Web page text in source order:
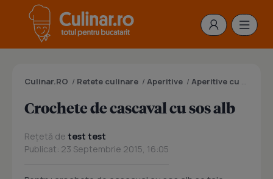
Culinar.RO / Retete culinare / Aperitive / Aperitive cu branza
Crochete de cascaval cu sos alb
Rețetă de test test
Publicat: 23 Septembrie 2015, 16:05